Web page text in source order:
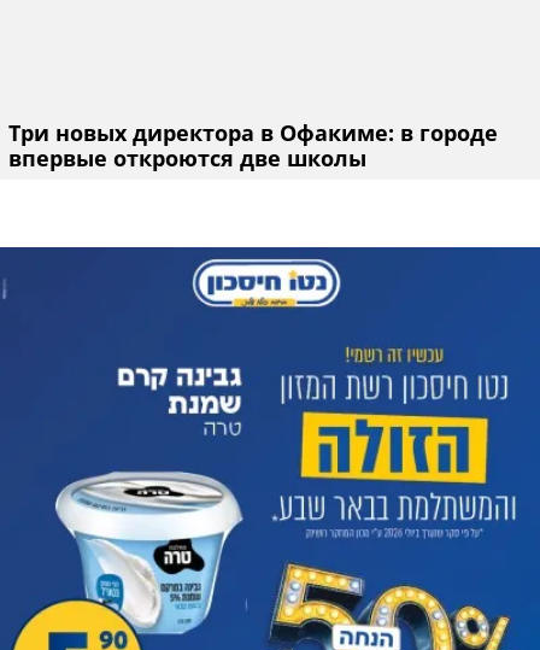
Три новых директора в Офакиме: в городе
впервые откроются две школы